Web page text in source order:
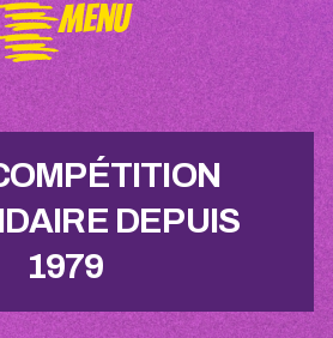
Menu
DEPUIS
1979